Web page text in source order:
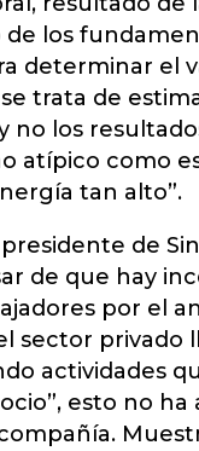
los
determinar el
trata de
no los
atípico como
tan alto”.
presidente de
de que hay
por el
sector privado
actividades
esto no